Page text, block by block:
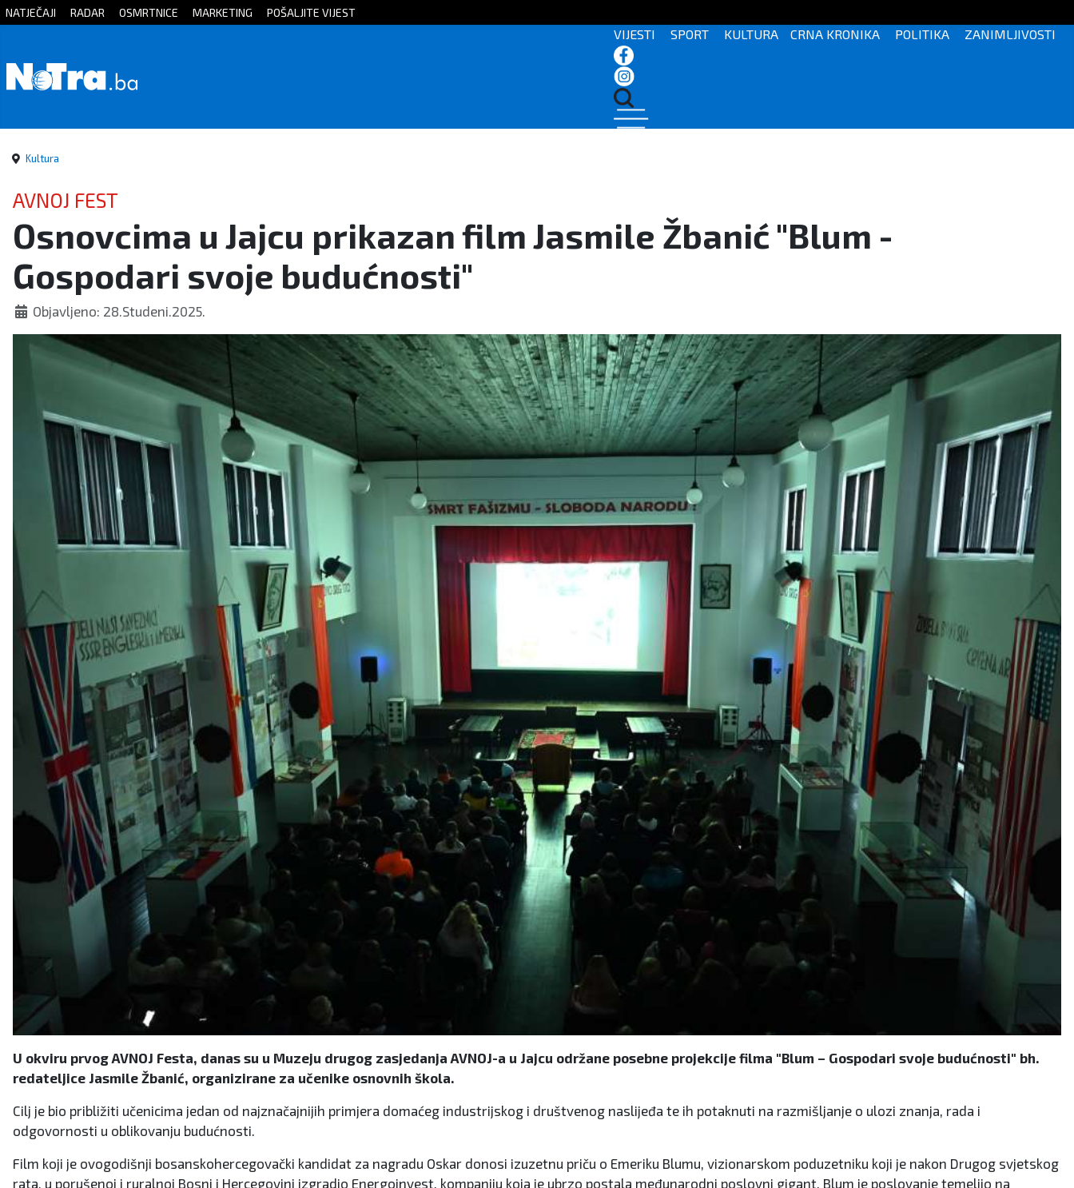
Početna
Sport
Kultura
Crna
kronika
Politika
Zanimljivosti
NATJEČAJI RADAR OSMRTNICE MARKETING POŠALJITE VIJEST
VIJESTI SPORT KULTURA CRNA KRONIKA POLITIKA ZANIMLJIVOSTI
Kultura
AVNOJ FEST
Osnovcima u Jajcu prikazan film Jasmile Žbanić "Blum -
Gospodari svoje budućnosti"
Objavljeno: 28.Studeni.2025.
U okviru prvog AVNOJ Festa, danas su u Muzeju drugog zasjedanja AVNOJ-a u Jajcu održane posebne projekcije filma "Blum – Gospodari svoje budućnosti" bh.
redateljice Jasmile Žbanić, organizirane za učenike osnovnih škola.
Cilj je bio približiti učenicima jedan od najznačajnijih primjera domaćeg industrijskog i društvenog naslijeđa te ih potaknuti na razmišljanje o ulozi znanja, rada i
odgovornosti u oblikovanju budućnosti.
Film koji je ovogodišnji bosanskohercegovački kandidat za nagradu Oskar donosi izuzetnu priču o Emeriku Blumu, vizionarskom poduzetniku koji je nakon Drugog svjetskog
rata, u porušenoj i ruralnoj Bosni i Hercegovini izgradio Energoinvest, kompaniju koja je ubrzo postala međunarodni poslovni gigant. Blum je poslovanje temeljio na